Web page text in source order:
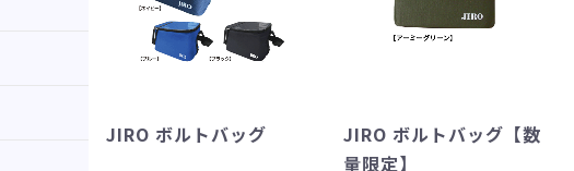
JIRO ボルトバッグ
JIRO ボルトバッグ【数
量限定】